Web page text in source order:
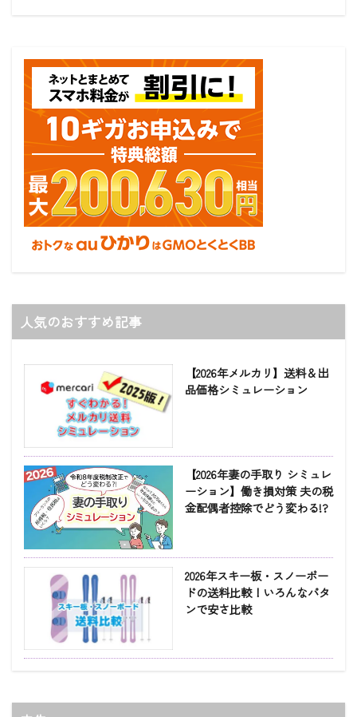
人気のおすすめ記事
【2026年メルカリ】送料＆出
品価格シミュレーション
【2026年妻の手取り シミュレ
ーション】働き損対策 夫の税
金配偶者控除でどう変わる!?
2026年スキー板・スノーボー
ドの送料比較！いろんなパタ
ンで安さ比較